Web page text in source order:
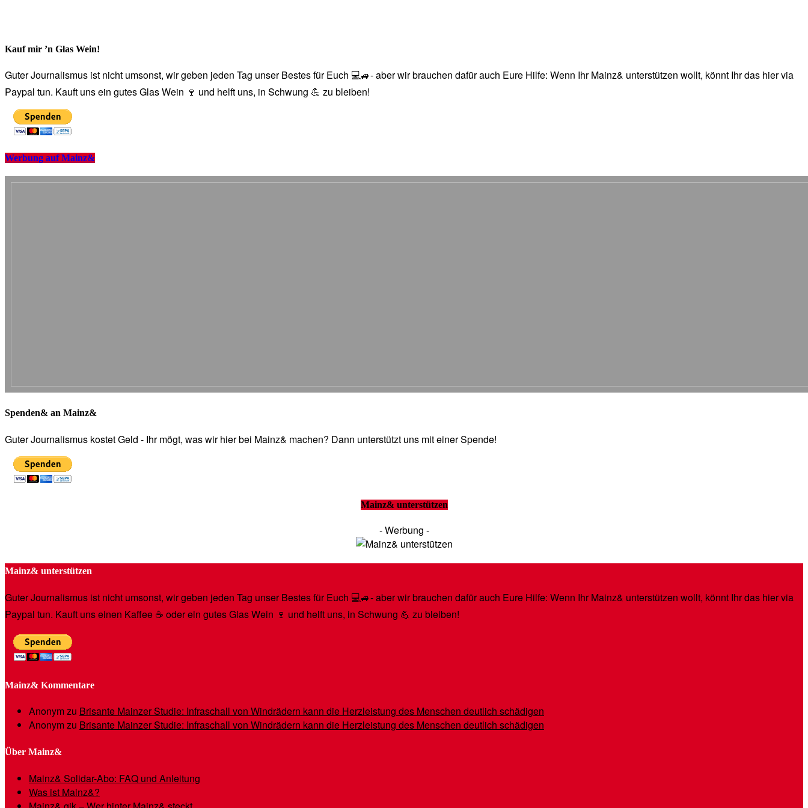
Kauf mir ’n Glas Wein!
Guter Journalismus ist nicht umsonst, wir geben jeden Tag unser Bestes für Euch 💻🚙- aber wir brauchen dafür auch Eure Hilfe: Wenn Ihr Mainz& unterstützen wollt, könnt Ihr das hier via
Paypal tun. Kauft uns ein gutes Glas Wein 🍷 und helft uns, in Schwung 💪 zu bleiben!
Werbung auf Mainz&
Spenden& an Mainz&
Guter Journalismus kostet Geld - Ihr mögt, was wir hier bei Mainz& machen? Dann unterstützt uns mit einer Spende!
Mainz& unterstützen
- Werbung -
Mainz& unterstützen
Guter Journalismus ist nicht umsonst, wir geben jeden Tag unser Bestes für Euch 💻🚙- aber wir brauchen dafür auch Eure Hilfe: Wenn Ihr Mainz& unterstützen wollt, könnt Ihr das hier via
Paypal tun. Kauft uns einen Kaffee ☕️ oder ein gutes Glas Wein 🍷 und helft uns, in Schwung 💪 zu bleiben!
Mainz& Kommentare
Anonymzu Brisante Mainzer Studie: Infraschall von Windrädern kann die Herzleistung des Menschen deutlich schädigen
Anonymzu Brisante Mainzer Studie: Infraschall von Windrädern kann die Herzleistung des Menschen deutlich schädigen
Über Mainz&
Mainz& Solidar-Abo: FAQ und Anleitung
Was ist Mainz&?